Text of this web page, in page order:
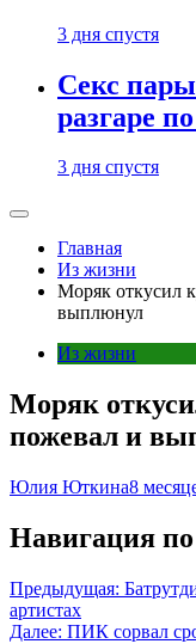
3 дня спустя
Секс
разгаре
3 дня спустя
Главная
Из жизни
Моряк откусил
выплюнул
Из жизни
Моряк
пожевал и
Юлия Юткина8
Навигация
Предыдущая:
артистах
Далее: ПИК сорвал